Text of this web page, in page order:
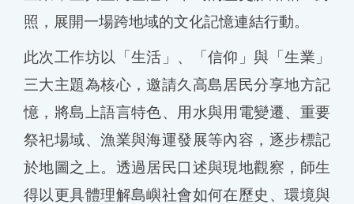
照，展開一場跨地域的文化記憶連結行動。
此次工作坊以「生活」、「信仰」與「生業」
三大主題為核心，邀請久高島居民分享地方記
憶，將島上語言特色、用水與用電變遷、重要
祭祀場域、漁業與海運發展等內容，逐步標記
於地圖之上。透過居民口述與現地觀察，師生
得以更具體理解島嶼社會如何在歷史、環境與